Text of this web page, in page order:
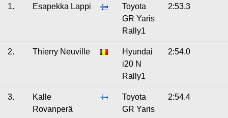
1. Esapekka Lappi
Toyota
GR Yaris
Rally1
2:53.3
2. Thierry Neuville
Hyundai
i20 N
Rally1
2:54.0
3.
Kalle
Rovanperä
Toyota
GR Yaris
2:54.4